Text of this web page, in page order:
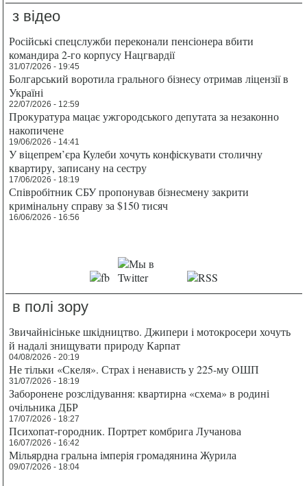
з відео
Російські спецслужби переконали пенсіонера вбити
командира 2-го корпусу Нацгвардії
31/07/2026 - 19:45
Болгарський воротила грального бізнесу отримав ліцензії в
Україні
22/07/2026 - 12:59
Прокуратура мацає ужгородського депутата за незаконно
накопичене
19/06/2026 - 14:41
У віцепрем’єра Кулеби хочуть конфіскувати столичну
квартиру, записану на сестру
17/06/2026 - 18:19
Співробітник СБУ пропонував бізнесмену закрити
кримінальну справу за $150 тисяч
16/06/2026 - 16:56
в полі зору
Звичайнісіньке шкідництво. Джипери і мотокросери хочуть
й надалі знищувати природу Карпат
04/08/2026 - 20:19
Не тільки «Скеля». Страх і ненависть у 225-му ОШП
31/07/2026 - 18:19
Заборонене розслідування: квартирна «схема» в родині
очільника ДБР
17/07/2026 - 18:27
Психопат-городник. Портрет комбрига Лучанова
16/07/2026 - 16:42
Мільярдна гральна імперія громадянина Журила
09/07/2026 - 18:04